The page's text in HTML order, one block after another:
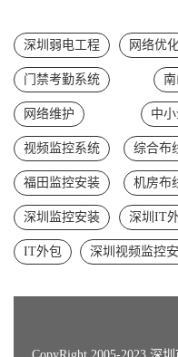
深圳弱电工程 网络优
门禁考勤系统
网络维护 中
视频监控系统 综合布
福田监控安装 机房布
深圳监控安装 深圳IT
IT外包 深圳视频监控